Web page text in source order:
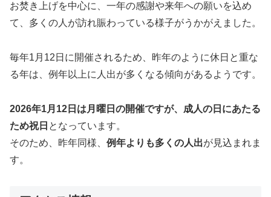
お焚き上げを中心に、一年の感謝や来年への願いを込め
て、多くの人が訪れ賑わっている様子がうかがえました。
毎年1月12日に開催されるため、昨年のように休日と重な
る年は、例年以上に人出が多くなる傾向があるようです。
2026年1月12日は月曜日の開催ですが、成人の日にあたる
ため祝日 となっています。
そのため、昨年同様、 例年よりも多くの人出が見込まれま
す。